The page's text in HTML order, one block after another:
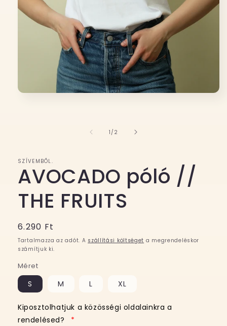
1 //2
SZÍVEMBŐL.
AVOCADO póló //
THE FRUITS
Normál
ár
6.290 Ft
Tartalmazza az adót. A szállítási költséget a megrendeléskor
számítjuk ki.
Méret
S M L XL
Kiposztolhatjuk a közösségi oldalainkra a
rendelésed?
*